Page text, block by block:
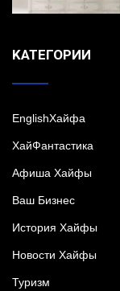
KАТЕГОРИИ
EnglishХайфа
XайФантастика
Афиша Хайфы
Ваш Бизнес
История Хайфы
Новости Хайфы
Туризм